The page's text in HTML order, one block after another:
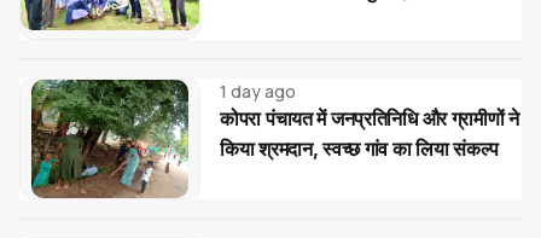
1 day ago
कोपरा पंचायत में जनप्रतिनिधि और ग्रामीणों ने
किया श्रमदान, स्वच्छ गांव का लिया संकल्प